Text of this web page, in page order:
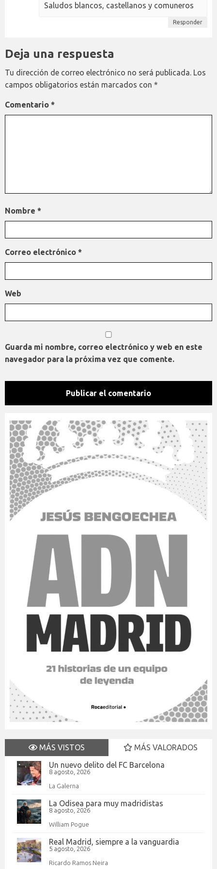
Saludos blancos, castellanos y comuneros
Responder
Deja una respuesta
Tu dirección de correo electrónico no será publicada. Los
campos obligatorios están marcados con *
Comentario *
Nombre *
Correo electrónico *
Web
Guarda mi nombre, correo electrónico y web en este
navegador para la próxima vez que comente.
MÁS VISTOS
MÁS VALORADOS
Un nuevo delito del FC Barcelona
8 agosto, 2026
La Galerna
La Odisea para muy madridistas
8 agosto, 2026
William Pogue
Real Madrid, siempre a la vanguardia
5 agosto, 2026
Ricardo Ramos Neira